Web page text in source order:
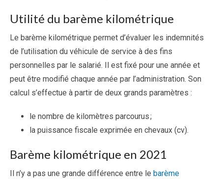
Utilité du barème kilométrique
Le barème kilométrique permet d’évaluer les indemnités
de l’utilisation du véhicule de service à des fins
personnelles par le salarié. Il est fixé pour une année et
peut être modifié chaque année par l’administration. Son
calcul s’effectue à partir de deux grands paramètres :
le nombre de kilomètres parcourus ;
la puissance fiscale exprimée en chevaux (cv).
Barème kilométrique en 2021
Il n’y a pas une grande différence entre le barème